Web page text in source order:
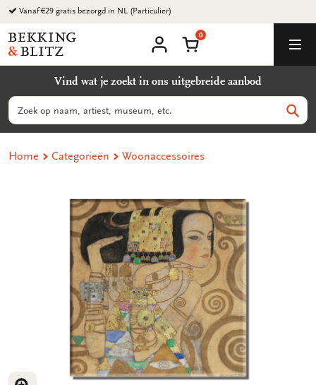
Ga
naar
content
Vanaf €29 gratis bezorgd in NL (Particulier)
Bekking
&
B.V.
account
Winkelmand
0
Vind wat je zoekt in ons uitgebreide aanbod
Zoeken
Home Categorieën Woonaccessoires